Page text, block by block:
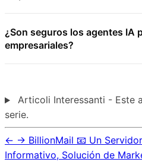
¿Son seguros los agentes IA
empresariales?
Articoli Interessanti - Este
serie.
← → BillionMail 📧 Un
Informativo, Solución de